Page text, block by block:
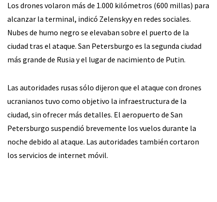
Los drones volaron más de 1.000 kilómetros (600 millas) para
alcanzar la terminal, indicó Zelenskyy en redes sociales.
Nubes de humo negro se elevaban sobre el puerto de la
ciudad tras el ataque. San Petersburgo es la segunda ciudad
más grande de Rusia y el lugar de nacimiento de Putin.
Las autoridades rusas sólo dijeron que el ataque con drones
ucranianos tuvo como objetivo la infraestructura de la
ciudad, sin ofrecer más detalles. El aeropuerto de San
Petersburgo suspendió brevemente los vuelos durante la
noche debido al ataque. Las autoridades también cortaron
los servicios de internet móvil.